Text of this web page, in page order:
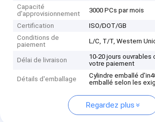
Capacité
d'approvisionnement
3000 PCs par mois
Certification
ISO/DOT/GB
Conditions de
paiement
L/C, T/T, Western
Délai de livraison
10-20 jours
votre paiement
Détails d'emballage
Cylindre emballé
emballé selon les
Regardez plus